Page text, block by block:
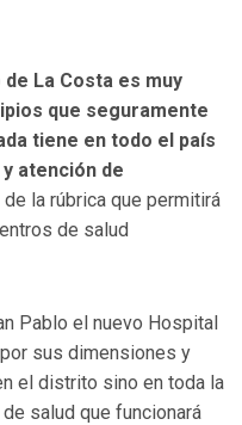
La Costa es muy
que seguramente
tiene en todo el país
atención de
de la rúbrica que permitirá
de salud
Pablo el nuevo Hospital
sus dimensiones y
el distrito sino en toda la
salud que funcionará